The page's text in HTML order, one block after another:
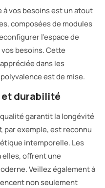
à vos besoins est un atout
composées de modules
l’espace de
besoins. Cette
dans les
est de mise.
et durabilité
garantit la longévité
par exemple, est reconnu
intemporelle. Les
offrent une
Veillez également à
non seulement